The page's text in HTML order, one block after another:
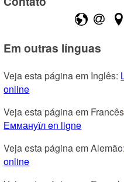
Em outras línguas
Veja esta página em Inglês:
online
Veja esta página em
Еммануїл en ligne
Veja esta página em Alemão:
online